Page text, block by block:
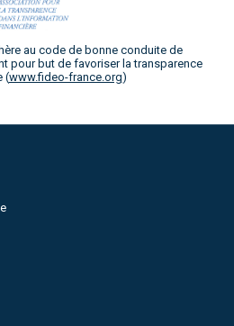
au code de bonne conduite de
pour but de favoriser la transparence
(www.fideo-france.org)